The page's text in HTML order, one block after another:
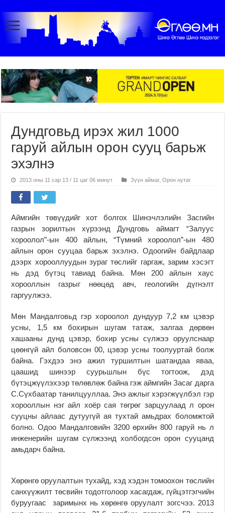
Дундговьд ирэх жил 1000
гаруй айлын орон сууц барьж
эхэлнэ
2013 оны 11 сар 13 / 11 цаг 06 минут Зүүн аймаг,Орон нутаг
Аймгийн төвүүдийг хот болгох Шинэчлэлийн Засгийн
газрын зорилтын хүрээнд Дундговь аймагт “Залуус
хороолол”-ын 400 айлын, “Түмний хороолол”-ын 480
айлын орон сууцаа барьж эхэлнэ. Одоогийн байдлаар
дээрх хорооллуудын зураг төслийг гаргаж, зарим хэсэгт
нь дэд бүтэц тавиад байна. Мөн 200 айлын хаус
хорооллын газрыг нөөцөд авч, геологийн дүгнэлт
гаргуулжээ.
Мөн Мандалговьд гэр хороолол дундуур 7,2 км цэвэр
усны, 1,5 км бохирын шугам татаж, залгаа дөрвөн
хашааны дунд цэвэр, бохир усны сүлжээ оруулснаар
цөөнгүй айл боловсон 00, цэвэр усны тоолууртай болж
байна. Гэхдээ энэ ажил туршилтын шатандаа яваа,
цаашид шинээр суурьшлын бүс тогтоож, дэд
бүтэцжүүлэхээр төлөвлөж байна гэж аймгийн Засаг дарга
С.Сүхбаатар танилцууллаа. Энэ ажлыг хэрэгжүүлбэл гэр
хорооллын нэг айл хоёр сая төгрөг зарцуулаад л орон
сууцны айлаас дутуугүй ая тухтай амьдрах боломжтой
болно. Одоо Мандалговийн 3200 өрхийн 800 гаруй нь л
инженерийн шугам сүлжээнд холбогдсон орон сууцанд
амьдарч байна.
Хөрөнгө оруулалтын тухайд, хэд хэдэн томоохон төслийн
санхүүжилт төсвийн тодотголоор хасагдаж, гүйцэтгэгчийн
буруугаас заримынх нь хөрөнгө оруулалт зогсчээ. 2013